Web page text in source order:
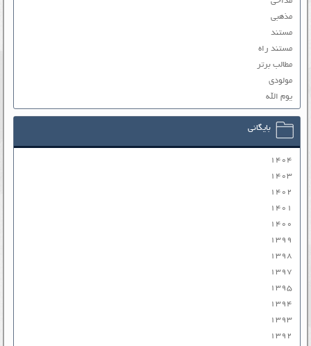
مذهبی
مستند
مستند راه
مطالب برتر
مولودی
یوم الله
بایگانی
۱۴۰۴
۱۴۰۳
۱۴۰۲
۱۴۰۱
۱۴۰۰
۱۳۹۹
۱۳۹۸
۱۳۹۷
۱۳۹۵
۱۳۹۴
۱۳۹۳
۱۳۹۲